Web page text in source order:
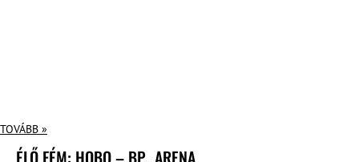
TOVÁBB »
ÉLŐ FÉM: HOBO – BP., ARENA